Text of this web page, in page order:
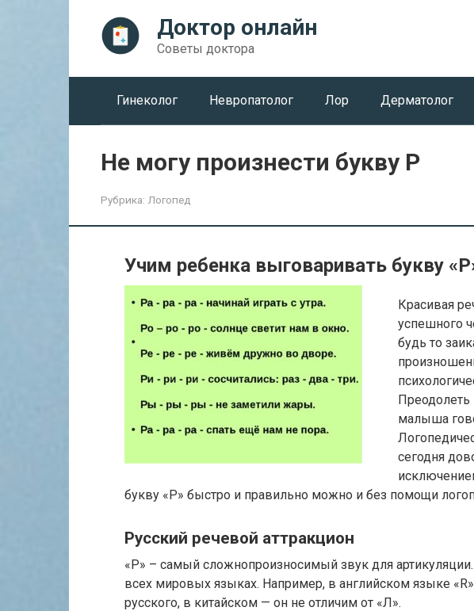
Доктор онлайн
Советы доктора
Гинеколог Невропатолог Лор Дерматолог
Не могу произнести букву Р
Рубрика: Логопед
Учим ребенка выговаривать букву
Красивая
успешного
будь то
Преодолеть
малыша
сегодня
букву «Р» быстро и правильно можно и без помощи
Русский речевой аттракцион
«Р» – самый сложнопроизносимый звук для артикуляции.
всех мировых языках. Например, в английском языке
русского, в китайском — он не отличим от «Л».